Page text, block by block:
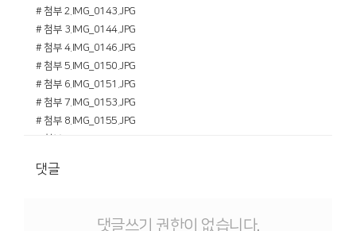
# 첨부 2.IMG_0143.JPG
# 첨부 3.IMG_0144.JPG
# 첨부 4.IMG_0146.JPG
# 첨부 5.IMG_0150.JPG
# 첨부 6.IMG_0151.JPG
# 첨부 7.IMG_0153.JPG
# 첨부 8.IMG_0155.JPG
# 첨부 11.IMG_0162.JPG
댓글
댓글쓰기 권한이 없습니다.